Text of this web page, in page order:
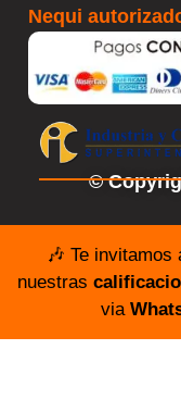
Nequi
©
🎶 Te invitamos
nuestras
via